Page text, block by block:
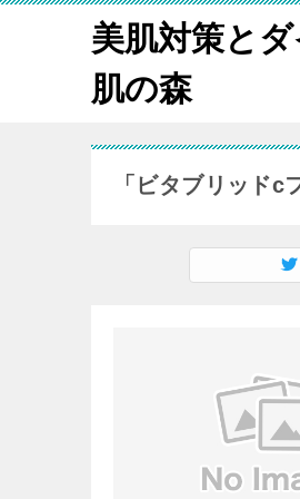
美肌対策と
肌の森
「ビタブリッドc